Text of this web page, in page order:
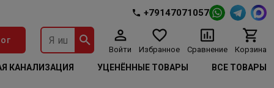
+79147071057
Войти Избранное Сравнение Корзина
КАНАЛИЗАЦИЯ УЦЕНЁННЫЕ ТОВАРЫ ВСЕ ТОВАРЫ